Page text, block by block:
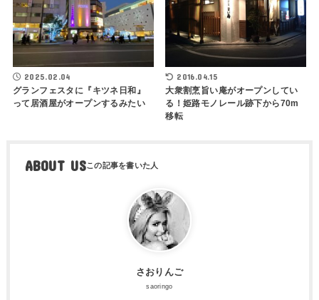
2025.02.04
グランフェスタに『キツネ日和』
って居酒屋がオープンするみたい
2016.04.15
大衆割烹旨い庵がオープンしてい
る！姫路モノレール跡下から70m
移転
ABOUT US
さおりんご
saoringo